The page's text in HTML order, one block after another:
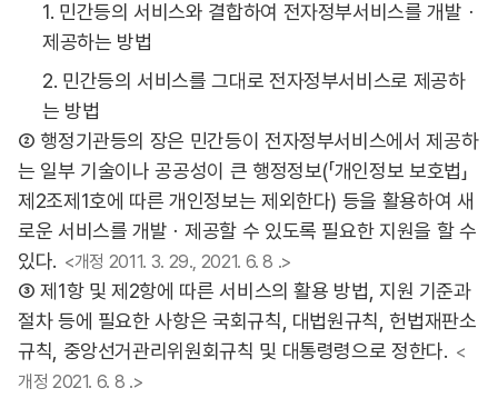
1. 민간등의 서비스와 결합하여 전자정부서비스를 개발ㆍ
제공하는 방법
2. 민간등의 서비스를 그대로 전자정부서비스로 제공하
는 방법
② 행정기관등의 장은 민간등이 전자정부서비스에서 제공하
는 일부 기술이나 공공성이 큰 행정정보(「개인정보 보호법」
제2조제1호에 따른 개인정보는 제외한다) 등을 활용하여 새
로운 서비스를 개발ㆍ제공할 수 있도록 필요한 지원을 할 수
있다. <개정 2011. 3. 29., 2021. 6. 8 .>
③ 제1항 및 제2항에 따른 서비스의 활용 방법, 지원 기준과
절차 등에 필요한 사항은 국회규칙, 대법원규칙, 헌법재판소
규칙, 중앙선거관리위원회규칙 및 대통령령으로 정한다. <
개정 2021. 6. 8 .>